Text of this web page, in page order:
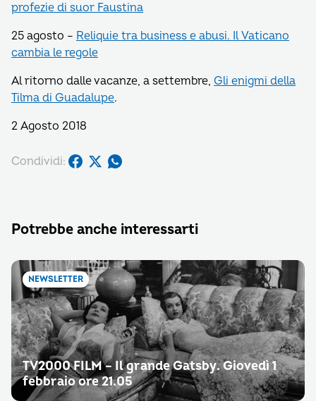
profezie di suor Faustina
25 agosto – Reliquie tra business e abusi. Il Vaticano
cambia le regole
Al ritorno dalle vacanze, a settembre, Gli enigmi della
Tilma di Guadalupe.
2 Agosto 2018
Condividi:
Potrebbe anche interessarti
NEWSLETTER
TV2000 FILM – Il grande Gatsby. Giovedì 1
febbraio ore 21.05